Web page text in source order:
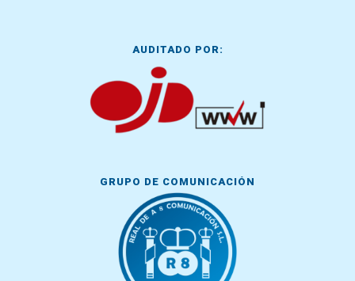
AUDITADO POR:
GRUPO DE COMUNICACIÓN